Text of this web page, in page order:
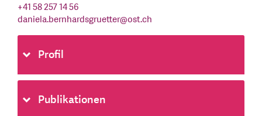
+41 58 257 14 56
daniela.bernhardsgruetter@ost.ch
Profil
Publikationen